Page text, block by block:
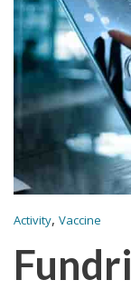
Activity, Vaccine